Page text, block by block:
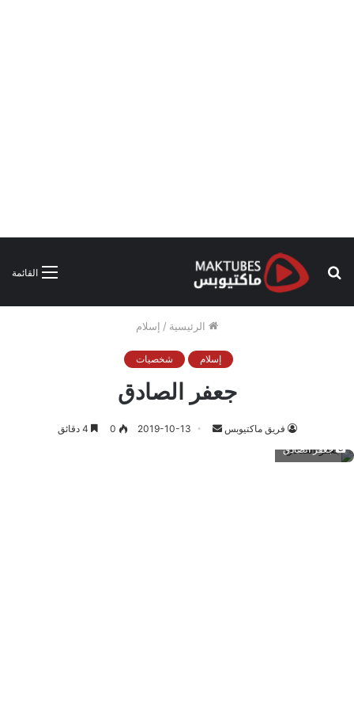
القائمة
بحث
الرئيسية / إسلام
إسلام شخصيات
جعفر الصادق
فريق ماكتيوبس
أرسل 2019-10-13
0
جعفر الصادق